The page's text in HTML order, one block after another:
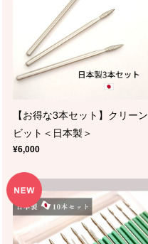
【お得な3本セット】クリーン
ビット＜日本製＞
¥6,000